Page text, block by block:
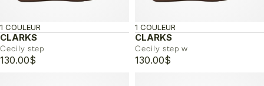
CLARKS
Cecily step
1 COULEUR
130.00$
CLARKS
Cecily step w
1 COULEUR
130.00$